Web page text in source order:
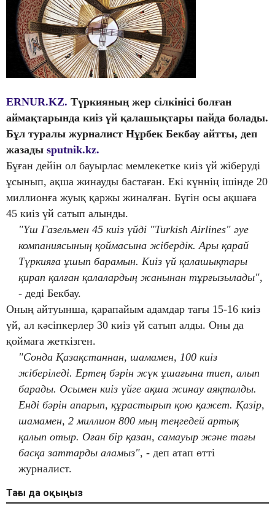
ERNUR.KZ. Түркияның жер сілкінісі болған
аймақтарында киіз үй қалашықтары пайда болады.
Бұл туралы журналист Нұрбек Бекбау айтты, деп
жазады sputnik.kz.
Бұған дейін ол бауырлас мемлекетке киіз үй жіберуді
ұсынып, ақша жинауды бастаған. Екі күннің ішінде 20
миллионға жуық қаржы жиналған. Бүгін осы ақшаға
45 киіз үй сатып алынды.
"Үш Газельмен 45 киіз үйді "Turkish Airlines" әуе
компаниясының қоймасына жібердік. Ары қарай
Түркияға ұшып барамын. Киіз үй қалашықтары
қирап қалған қалалардың жанынан тұрғызылады",
- деді Бекбау.
Оның айтуынша, қарапайым адамдар тағы 15-16 киіз
үй, ал кәсіпкерлер 30 киіз үй сатып алды. Оны да
қоймаға жеткізген.
"Сонда Қазақстаннан, шамамен, 100 киіз
жіберіледі. Ертең бәрін жүк ұшағына тиеп, алып
барады. Осымен киіз үйге ақша жинау аяқталды.
Енді бәрін апарып, құрастырып қою қажет. Қазір,
шамамен, 2 миллион 800 мың теңгедей артық
қалып отыр. Оған бір қазан, самауыр және тағы
басқа заттарды аламыз", - деп атап өтті
журналист.
Тағы да оқыңыз